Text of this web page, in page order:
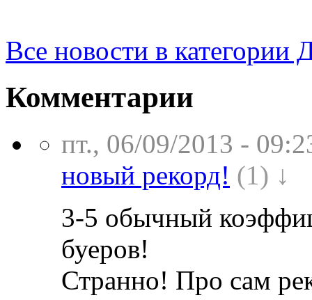
Все новости в категории
Комментарии
пт., 06/09/2013 -
новый рекорд! (1) ↓
3-5 обычный
буеров!
Странно! Про сам